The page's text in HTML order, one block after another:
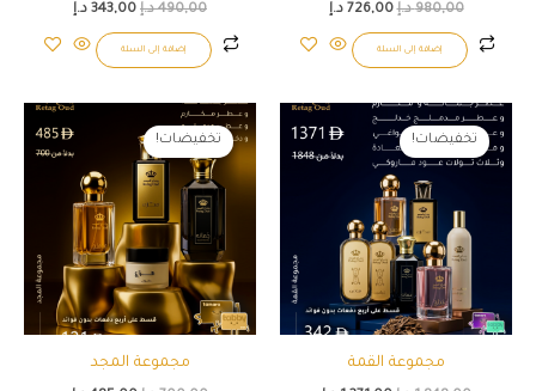
980,00 د.إ 726,00 د.إ
إضافة إلى السلة
490,00 د.إ 343,00 د.إ
إضافة إلى السلة
تخفيضات!
مجموعة القمة
السعر
الأصلي
هو:
1.848,00 د.إ.
السعر
الحالي
هو:
تخفيضات!
مجموعة المجد
700,00 د.إ.
السعر
الحالي
هو: